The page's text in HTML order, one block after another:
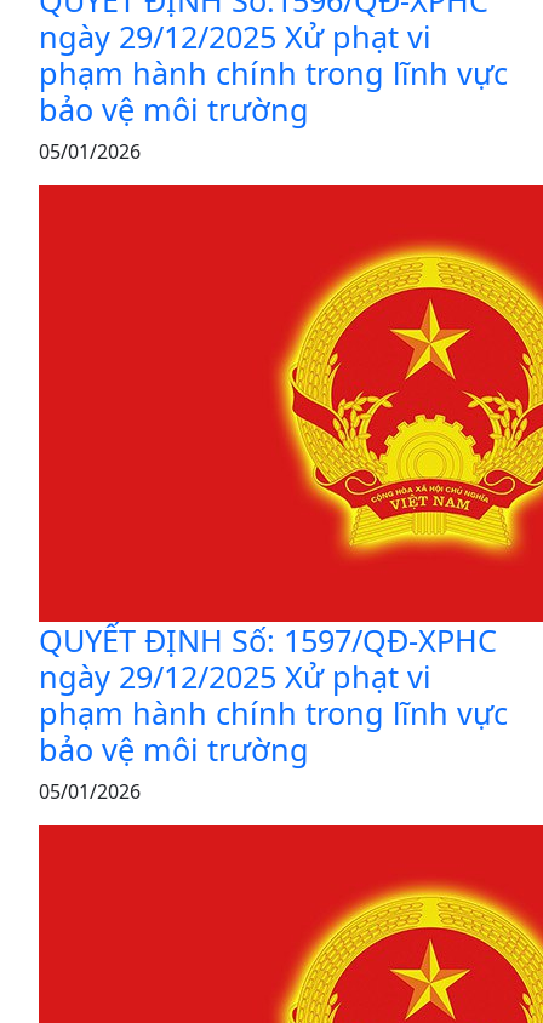
ngày 29/12/2025 Xử phạt vi
phạm hành chính trong lĩnh vực
bảo vệ môi trường
05/01/2026
QUYẾT ĐỊNH Số: 1597/QĐ-XPHC
ngày 29/12/2025 Xử phạt vi
phạm hành chính trong lĩnh vực
bảo vệ môi trường
05/01/2026